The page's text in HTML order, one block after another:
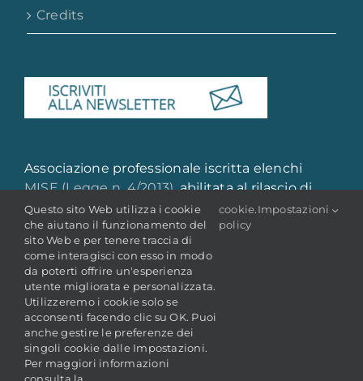
Credits
Associazione professionale iscritta elenchi
MISE (Legge n. 4/2013), abilitata al rilascio di
attestazione di qualità e qualificazione
professionale
© Copyright 2022 -2026 | ANAI - Associazione Nazionale
Archivistica Italiana
P. IVA: 05106681009 | C.F.: 80227410588
Questo sito Web utilizza i cookie
che aiutano il funzionamento del
sito Web e per tenere traccia di
come interagisci con esso in modo
da poterti offrire un'esperienza
utente migliorata e personalizzata.
Utilizzeremo i cookie solo se
acconsenti facendo clic su OK. Puoi
anche gestire le preferenze dei
singoli cookie dalle Impostazioni.
Per maggiori informazioni
cookie
policy
.Impostazioni